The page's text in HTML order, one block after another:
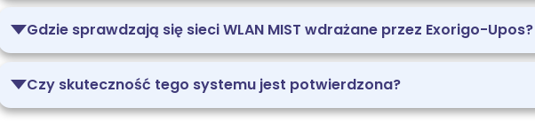
Gdzie sprawdzają się sieci WLAN MIST wdrażane przez Exorigo-Upos?
Czy skuteczność tego systemu jest potwierdzona?